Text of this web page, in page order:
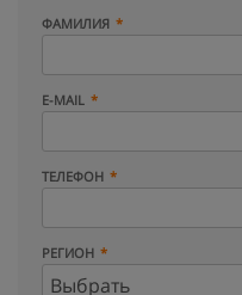
ФАМИЛИЯ
E-MAIL
ТЕЛЕФОН
РЕГИОН